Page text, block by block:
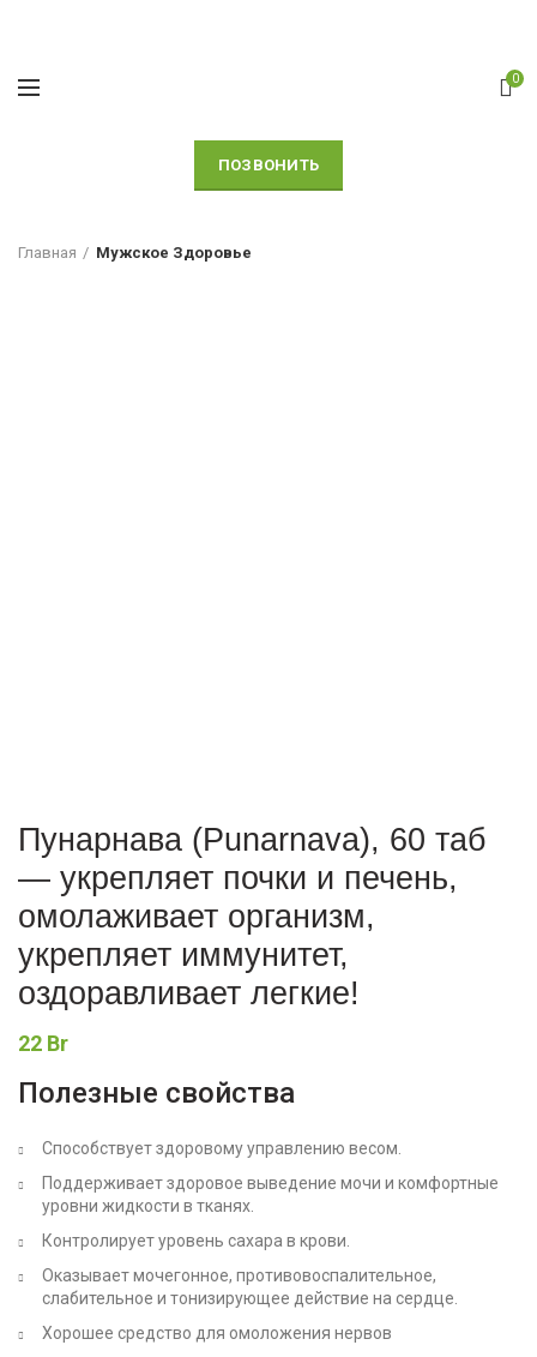
0
ПОЗВОНИТЬ
Главная Мужское Здоровье
Пунарнава (Punarnava), 60 таб
— укрепляет почки и печень,
омолаживает организм,
укрепляет иммунитет,
оздоравливает легкие!
22 Br
Полезные свойства
Способствует здоровому управлению весом.
Поддерживает здоровое выведение мочи и комфортные
уровни жидкости в тканях.
Контролирует уровень сахара в крови.
Оказывает мочегонное, противовоспалительное,
слабительное и тонизирующее действие на сердце.
Хорошее средство для омоложения нервов